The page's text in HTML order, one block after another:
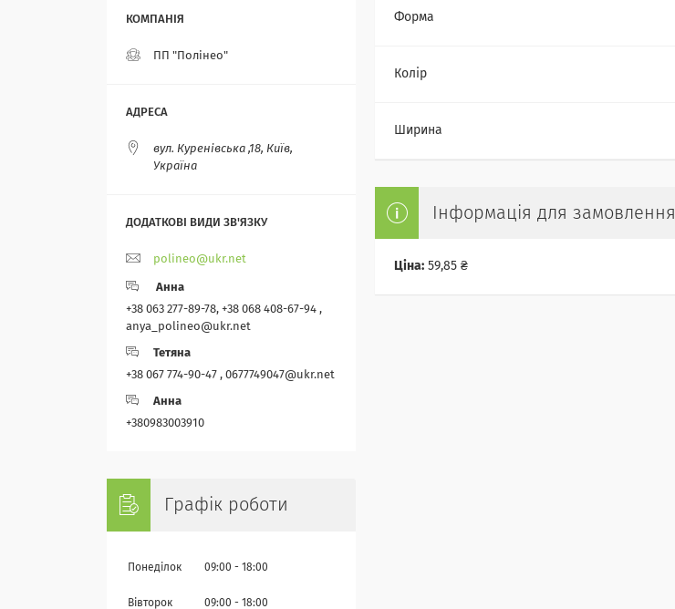
Форма
Колір
Ширина
Інформація для замовлення
Ціна: 59,85 ₴
ПП "Полінео"
вул. Куренівська ,18, Київ,
Україна
polineo@ukr.net
Анна
+38 063 277-89-78, +38 068 408-67-94 ,
anya_polineo@ukr.net
Тетяна
+38 067 774-90-47 , 0677749047@ukr.net
Анна
+380983003910
Графік роботи
Понеділок 09:00 18:00
Вівторок 09:00 18:00